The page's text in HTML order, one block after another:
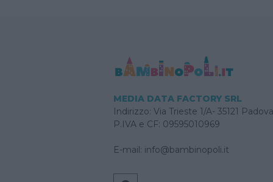
MEDIA DATA FACTORY SRL
Indirizzo: Via Trieste 1/A- 35121 Padova
P.IVA e CF: 09595010969
E-mail: info@bambinopoli.it